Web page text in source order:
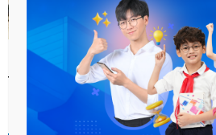
Teen 2k làm ngay những
trường ngày...
Tháng Mười Một 25, 2017